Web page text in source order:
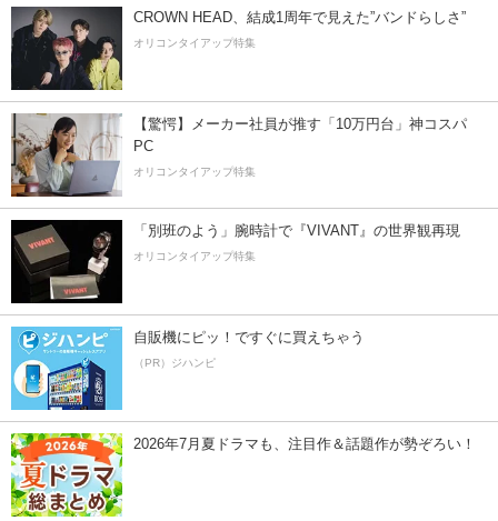
CROWN HEAD、結成1周年で見えた”バンドらしさ”
オリコンタイアップ特集
【驚愕】メーカー社員が推す「10万円台」神コスパ
PC
オリコンタイアップ特集
「別班のよう」腕時計で『VIVANT』の世界観再現
オリコンタイアップ特集
自販機にピッ！ですぐに買えちゃう
（PR）ジハンピ
2026年7月夏ドラマも、注目作＆話題作が勢ぞろい！